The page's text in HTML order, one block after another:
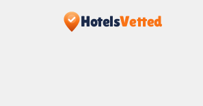
HotelsVetted